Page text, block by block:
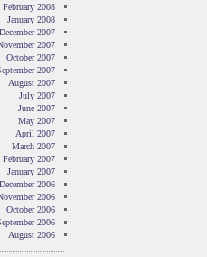
February 2008
January 2008
December 2007
2007
October 2007
2007
August 2007
July 2007
June 2007
May 2007
April 2007
March 2007
February 2007
January 2007
December 2006
2006
October 2006
2006
August 2006